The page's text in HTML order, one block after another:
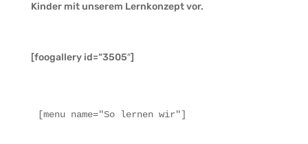
Kinder mit unserem Lernkonzept vor.
[foogallery id=“3505″]
[menu name="So lernen wir"]